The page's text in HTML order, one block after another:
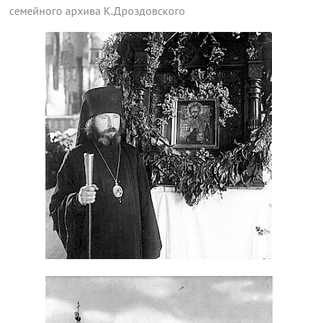
семейного архива К.Дроздовского